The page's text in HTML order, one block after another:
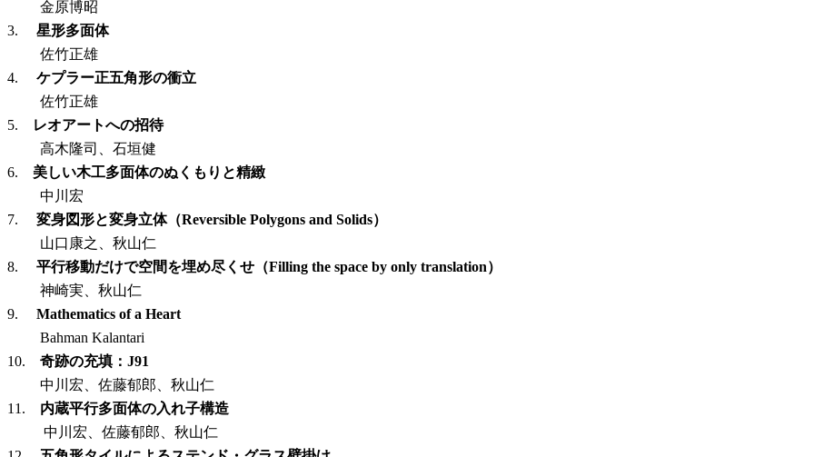
金原博昭
3.
星形多面体
佐竹正雄
4.
ケプラー正五角形の衝立
佐竹正雄
5.
レオアートへの招待
高木隆司、石垣健
6.
美しい木工多面体のぬくもりと精緻
中川宏
7.
変身図形と変身立体（Reversible Polygons and Solids）
山口康之、秋山仁
8.
平行移動だけで空間を埋め尽くせ（Filling the space by only translation）
神崎実、秋山仁
9.
Mathematics of a Heart
Bahman Kalantari
10.
奇跡の充填： J91
中川宏、佐藤郁郎、秋山仁
11.
内蔵平行多面体の入れ子構造
中川宏、佐藤郁郎、秋山仁